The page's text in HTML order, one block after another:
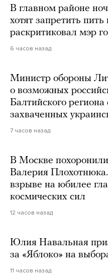
В главном районе
хотят запретить
раскритиковал мэр
6 часов назад
Министр обороны
о возможных
Балтийского
захваченных
7 часов назад
В Москве
Валерия
взрыве на юбилее
космических сил
12 часов назад
Юлия Навальная
за «Яблоко» на
11 часов назад